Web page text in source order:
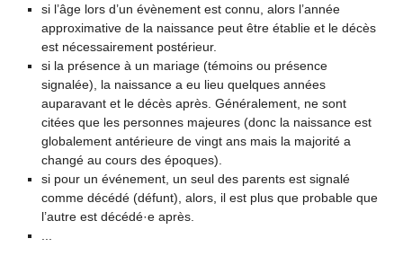
si l’âge lors d’un évènement est connu, alors l’année
approximative de la naissance peut être établie et le décès
est nécessairement postérieur.
si la présence à un mariage (témoins ou présence
signalée), la naissance a eu lieu quelques années
auparavant et le décès après. Généralement, ne sont
citées que les personnes majeures (donc la naissance est
globalement antérieure de vingt ans mais la majorité a
changé au cours des époques).
si pour un événement, un seul des parents est signalé
comme décédé (défunt), alors, il est plus que probable que
l’autre est décédé·e après.